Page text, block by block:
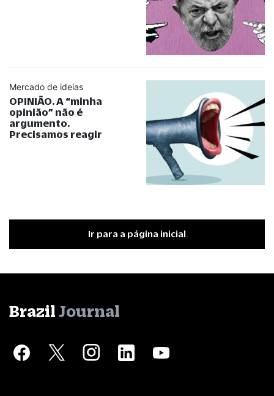
Mercado de ideias
OPINIÃO. A “minha
opinião” não é
argumento.
Precisamos reagir
Ir para a página inicial
Brazil Journal